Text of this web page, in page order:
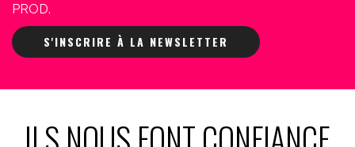
PROD.
S'INSCRIRE À LA NEWSLETTER